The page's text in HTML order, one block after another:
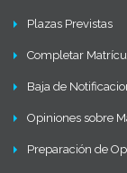
Plazas Previstas
Completar
Baja de
Opiniones sobre
Preparación de